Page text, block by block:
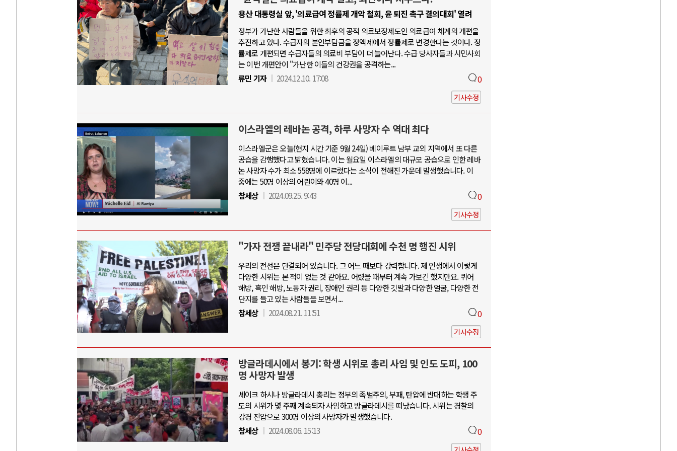
용산 대통령실 앞, '의료급여 정률제 개악 철회, 윤 퇴진 촉구 결의대회' 열려
정부가 가난한 사람들을 위한 최후의 공적 의료보장제도인 의료급여 체계의 개편을
추진하고 있다. 수급자의 본인부담금을 정액제에서 정률제로 변경한다는 것이다. 정
률제로 개편되면 수급자들의 의료비 부담이 더 늘어난다. 수급 당사자들과 시민사회
는 이번 개편안이 "가난한 이들의 건강권을 공격하는...
류민 기자
2024.12.10. 17:08 0
기사수정
이스라엘의 레바논 공격, 하루 사망자 수 역대 최다
이스라엘군은 오늘(현지 시간 기준 9월 24일) 베이루트 남부 교외 지역에서 또 다른
공습을 감행했다고 밝혔습니다. 이는 월요일 이스라엘의 대규모 공습으로 인한 레바
논 사망자 수가 최소 558명에 이르렀다는 소식이 전해진 가운데 발생했습니다. 이
중에는 50명 이상의 어린이와 40명 이...
참세상
2024.09.25. 9:43 0
기사수정
"가자 전쟁 끝내라" 민주당 전당대회에 수천 명 행진 시위
우리의 전선은 단결되어 있습니다. 그 어느 때보다 강력합니다. 제 인생에서 이렇게
다양한 시위는 본 적이 없는 것 같아요. 어렸을 때부터 계속 가보긴 했지만요. 퀴어
해방, 흑인 해방, 노동자 권리, 장애인 권리 등 다양한 깃발과 다양한 얼굴, 다양한 전
단지를 들고 있는 사람들을 보면서...
참세상
2024.08.21. 11:51 0
기사수정
방글라데시에서 봉기: 학생 시위로 총리 사임 및 인도 도피, 100
명 사망자 발생
셰이크 하시나 방글라데시 총리는 정부의 족벌주의, 부패, 탄압에 반대하는 학생 주
도의 시위가 몇 주째 계속되자 사임하고 방글라데시를 떠났습니다. 시위는 경찰의
강경 진압으로 300명 이상의 사망자가 발생했습니다.
참세상
2024.08.06. 15:13 0